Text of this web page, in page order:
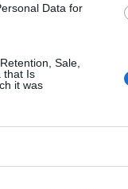
Data for
Sale,
that Is
it was